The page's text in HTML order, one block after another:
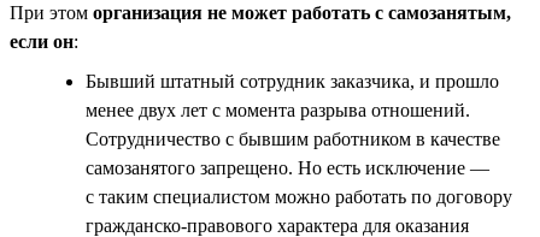
При этом организация не может работать с самозанятым,
если он:
Бывший штатный сотрудник заказчика, и прошло
менее двух лет с момента разрыва отношений.
Сотрудничество с бывшим работником в качестве
самозанятого запрещено. Но есть исключение —
с таким специалистом можно работать по договору
гражданско-правового характера для оказания